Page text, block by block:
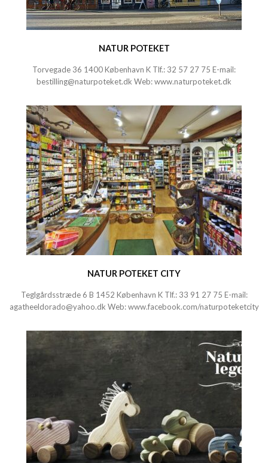
NATUR POTEKET
Torvegade 36 1400 København K Tlf.: 32 57 27 75 E-mail:
bestilling@naturpoteket.dk Web:www.naturpoteket.dk
NATUR POTEKET CITY
Teglgårdsstræde 6 B 1452 København K Tlf.: 33 91 27 75 E-mail:
agatheeldorado@yahoo.dk Web:www.facebook.com/naturpoteketcity